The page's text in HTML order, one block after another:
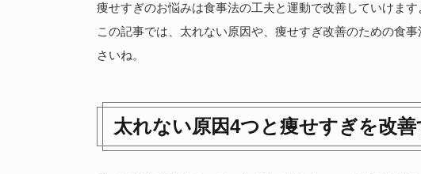
痩せすぎのお悩みは食事法の工夫と運動で改善していけます
この記事では、太れない原因や、痩せすぎ改善のための食
さいね。
太れない原因4つと痩せすぎを改